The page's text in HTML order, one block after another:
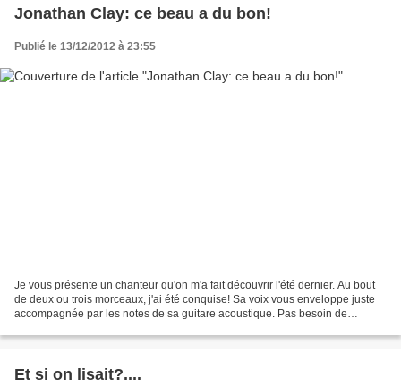
Jonathan Clay: ce beau a du bon!
Publié le 13/12/2012 à 23:55
Je vous présente un chanteur qu'on m'a fait découvrir l'été dernier. Au bout
de deux ou trois morceaux, j'ai été conquise! Sa voix vous enveloppe juste
accompagnée par les notes de sa guitare acoustique. Pas besoin de
Et si on lisait?....